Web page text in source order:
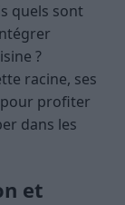
quels sont
?
racine, ses
pour profiter
dans les
et